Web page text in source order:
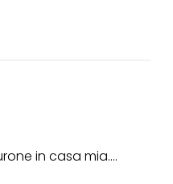
in casa mia....